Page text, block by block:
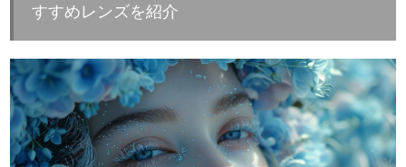
すすめレンズを紹介